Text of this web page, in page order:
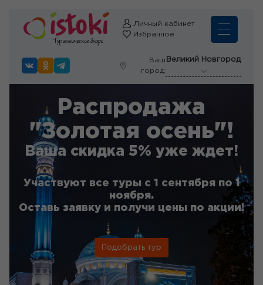
Личный кабинет
Избранное
Ваш
город:
Великий Новгород
Распродажа
"Золотая осень"!
Ваша скидка 5% уже ждет!
Участвуют все туры с 1 сентября по 1
ноября.
Оставь заявку и получи цены по акции!
Подобрать тур